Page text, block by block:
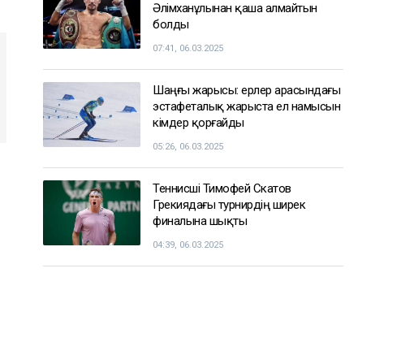
Әлімханұлынан қаша алмайтын
болды
07:41, 06.03.2025
Шаңғы жарысы: ерлер арасындағы
эстафеталық жарыста ел намысын
кімдер қорғайды
05:26, 06.03.2025
Теннисші Тимофей Скатов
Грекиядағы турнирдің ширек
финалына шықты
04:39, 06.03.2025